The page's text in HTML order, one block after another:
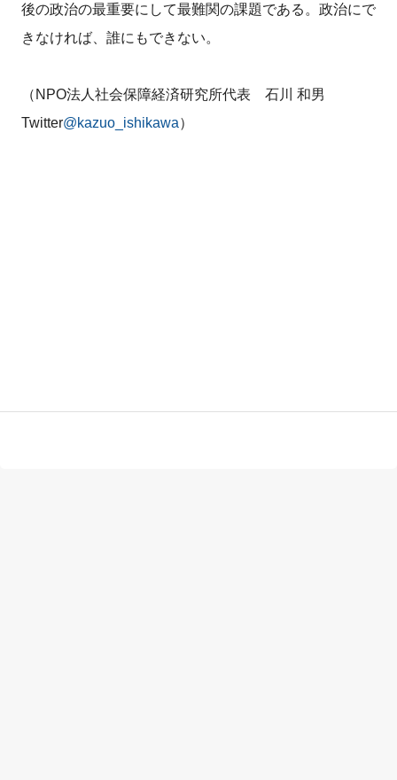
後の政治の最重要にして最難関の課題である。政治にで
きなければ、誰にもできない。
（NPO法人社会保障経済研究所代表 石川 和男
Twitter@kazuo_ishikawa）